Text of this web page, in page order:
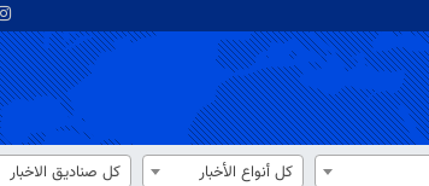
كل أنواع الأخبار كل صناديق الاخبار